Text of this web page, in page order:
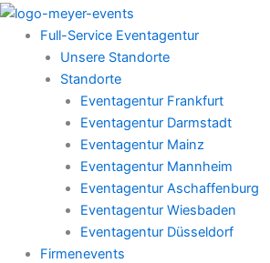
Full-Service Eventagentur
Unsere Standorte
Standorte
Eventagentur Frankfurt
Eventagentur Darmstadt
Eventagentur Mainz
Eventagentur Mannheim
Eventagentur Aschaffenburg
Eventagentur Wiesbaden
Eventagentur Düsseldorf
Firmenevents